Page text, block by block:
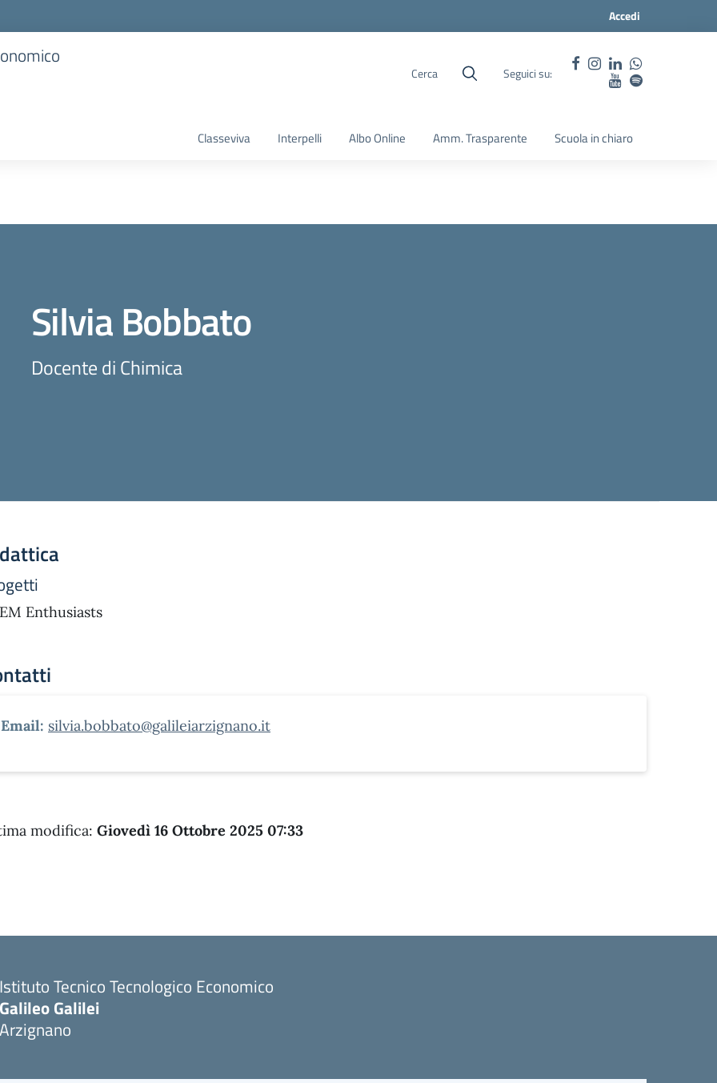
Accedi
Cerca Seguici su:
Classeviva Interpelli Albo Online Amm. Trasparente Scuola in chiaro
Silvia Bobbato
Docente di Chimica
Enthusiasts
Email: silvia.bobbato@galileiarzignano.it
modifica: Giovedì 16 Ottobre 2025 07:33
Istituto Tecnico Tecnologico Economico
Galileo Galilei
Arzignano